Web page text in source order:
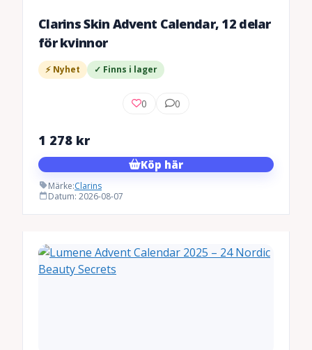
Clarins Skin Advent Calendar, 12 delar
för kvinnor
⚡ Nyhet ✓ Finns i lager
0 0
1 278 kr
Köp här
Märke:Clarins
Datum: 2026-08-07